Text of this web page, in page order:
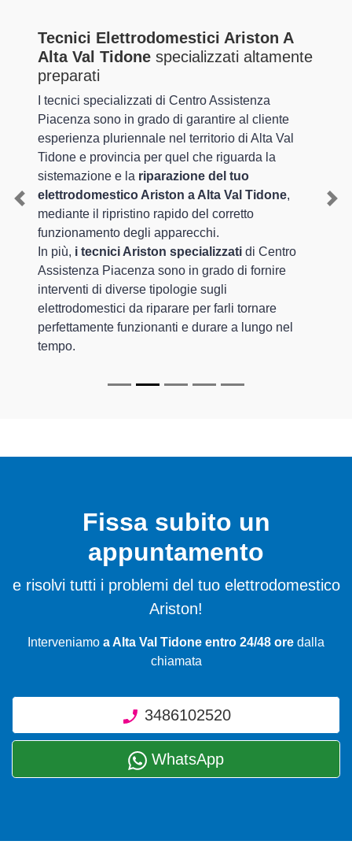
Tecnici Elettrodomestici Ariston A
Alta Val Tidone specializzati altamente
preparati
I tecnici specializzati di Centro Assistenza
Piacenza sono in grado di garantire al cliente
esperienza pluriennale nel territorio di Alta Val
Tidone e provincia per quel che riguarda la
sistemazione e la riparazione del tuo
elettrodomestico Ariston a Alta Val Tidone,
mediante il ripristino rapido del corretto
funzionamento degli apparecchi.
In più, i tecnici Ariston specializzati di Centro
Assistenza Piacenza sono in grado di fornire
interventi di diverse tipologie sugli
elettrodomestici da riparare per farli tornare
perfettamente funzionanti e durare a lungo nel
tempo.
Previous
Fissa subito un
appuntamento
e risolvi tutti i problemi del tuo elettrodomestico
Ariston!
Interveniamo a Alta Val Tidone entro 24/48 ore dalla
chiamata
3486102520
WhatsApp